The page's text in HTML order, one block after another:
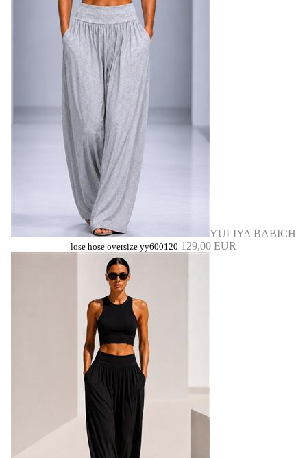
YULIYA BABICH
lose hose oversize yy600120 129,00 EUR